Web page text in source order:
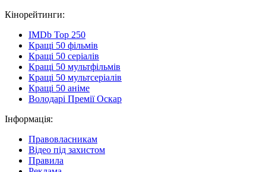
Кінорейтинги:
IMDb Top 250
Кращі 50 фільмів
Кращі 50 серіалів
Кращі 50 мультфільмів
Кращі 50 мультсеріалів
Кращі 50 аніме
Володарі Премії Оскар
Інформація:
Правовласникам
Відео під захистом
Правила